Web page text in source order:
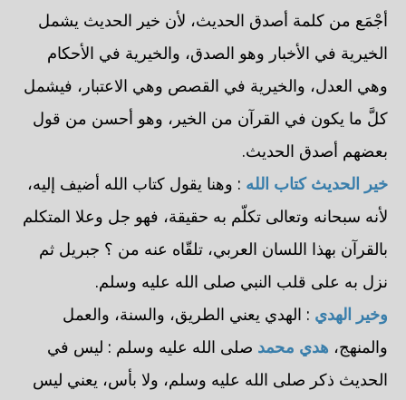
أجْمَع من كلمة أصدق الحديث، لأن خير الحديث يشمل
الخيرية في الأخبار وهو الصدق، والخيرية في الأحكام
وهي العدل، والخيرية في القصص وهي الاعتبار، فيشمل
كلَّ ما يكون في القرآن من الخير، وهو أحسن من قول
بعضهم أصدق الحديث.
خير الحديث كتاب الله : وهنا يقول كتاب الله أضيف إليه،
لأنه سبحانه وتعالى تكلّم به حقيقة، فهو جل وعلا المتكلم
بالقرآن بهذا اللسان العربي، تلقّاه عنه من ؟ جبريل ثم
نزل به على قلب النبي صلى الله عليه وسلم.
وخير الهدي : الهدي يعني الطريق، والسنة، والعمل
والمنهج، هدي محمد صلى الله عليه وسلم : ليس في
الحديث ذكر صلى الله عليه وسلم، ولا بأس، يعني ليس